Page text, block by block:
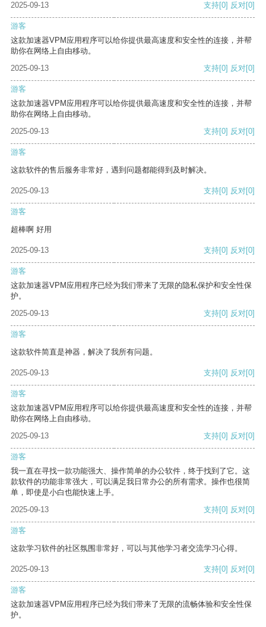
2025-09-13
支持[0] 反对[0]
游客
这款加速器VPM应用程序可以给你提供最高速度和安全性的连接，并帮
助你在网络上自由移动。
2025-09-13
支持[0] 反对[0]
游客
这款加速器VPM应用程序可以给你提供最高速度和安全性的连接，并帮
助你在网络上自由移动。
2025-09-13
支持[0] 反对[0]
游客
这款软件的售后服务非常好，遇到问题都能得到及时解决。
2025-09-13 支持[0] 反对[0]
游客
超棒啊 好用
2025-09-13 支持[0] 反对[0]
游客
这款加速器VPM应用程序已经为我们带来了无限的隐私保护和安全性保
护。
2025-09-13
支持[0] 反对[0]
游客
这款软件简直是神器，解决了我所有问题。
2025-09-13 支持[0] 反对[0]
游客
这款加速器VPM应用程序可以给你提供最高速度和安全性的连接，并帮
助你在网络上自由移动。
2025-09-13
支持[0] 反对[0]
游客
我一直在寻找一款功能强大、操作简单的办公软件，终于找到了它。这
款软件的功能非常强大，可以满足我日常办公的所有需求。操作也很简
单，即使是小白也能快速上手。
2025-09-13
支持[0] 反对[0]
游客
这款学习软件的社区氛围非常好，可以与其他学习者交流学习心得。
2025-09-13 支持[0] 反对[0]
游客
这款加速器VPM应用程序已经为我们带来了无限的流畅体验和安全性保
护。